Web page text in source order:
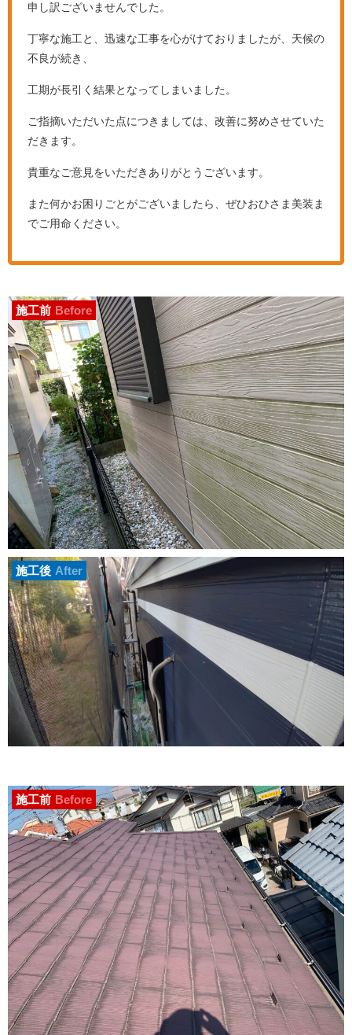
申し訳ございませんでした。
丁寧な施工と、迅速な工事を心がけておりましたが、天候の
不良が続き、
工期が長引く結果となってしまいました。
ご指摘いただいた点につきましては、改善に努めさせていた
だきます。
貴重なご意見をいただきありがとうございます。
また何かお困りごとがございましたら、ぜひおひさま美装ま
でご用命ください。
施工前 Before
施工後 After
施工前 Before